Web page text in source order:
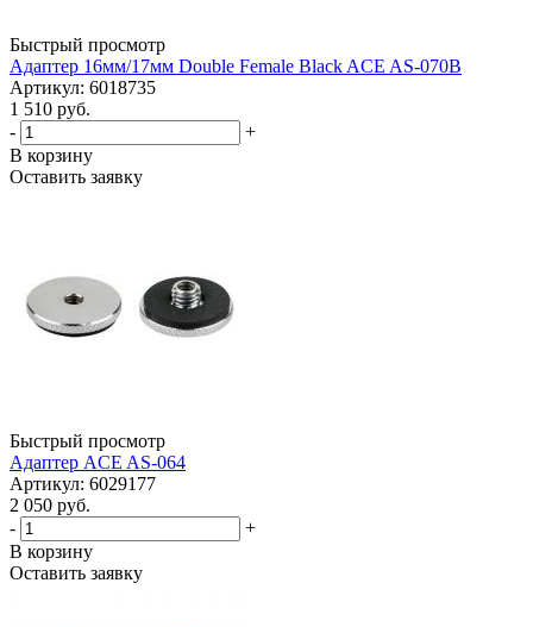
Быстрый просмотр
Адаптер 16мм/17мм Double Female Black ACE AS-070B
Артикул: 6018735
1 510 руб.
-
+
В корзину
Оставить заявку
Быстрый просмотр
Адаптер ACE AS-064
Артикул: 6029177
2 050 руб.
-
+
В корзину
Оставить заявку